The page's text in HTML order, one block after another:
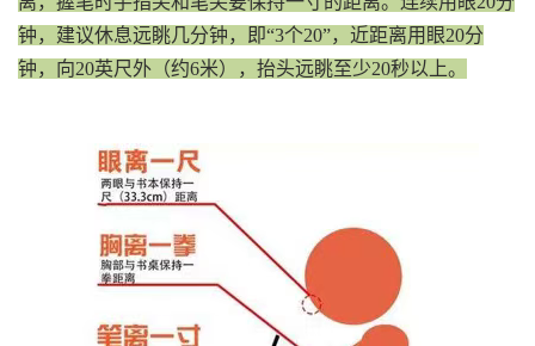
钟，建议休息远眺几分钟，即“3个20”，近距离用眼20分
钟，向20英尺外（约6米），抬头远眺至少20秒以上。